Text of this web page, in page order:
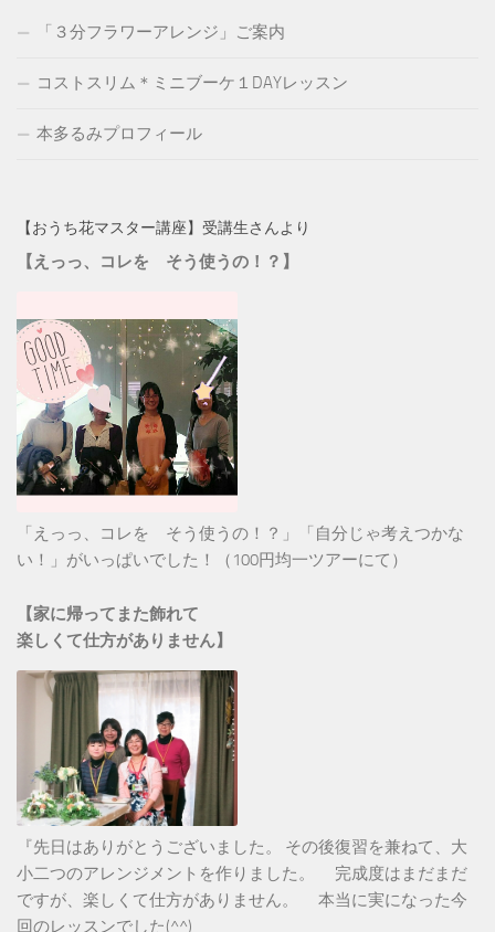
「３分フラワーアレンジ」ご案内
コストスリム＊ミニブーケ１DAYレッスン
本多るみプロフィール
【おうち花マスター講座】受講生さんより
【えっっ、コレを そう使うの！？】
「えっっ、コレを そう使うの！？」「自分じゃ考えつかな
い！」がいっぱいでした！（100円均一ツアーにて）
【家に帰ってまた飾れて
楽しくて仕方がありません】
『先日はありがとうございました。 その後復習を兼ねて、大
小二つのアレンジメントを作りました。 完成度はまだまだ
ですが、楽しくて仕方がありません。 本当に実になった今
回のレッスンでした(^^)